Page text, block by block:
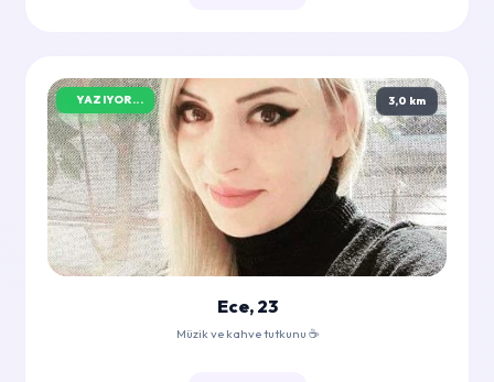
YAZIYOR... 3,0 km
Ece, 23
Müzik ve kahve tutkunu ☕